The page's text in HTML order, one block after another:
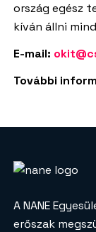
ország egész
kíván állni
E-mail:
További
A NANE
erőszak